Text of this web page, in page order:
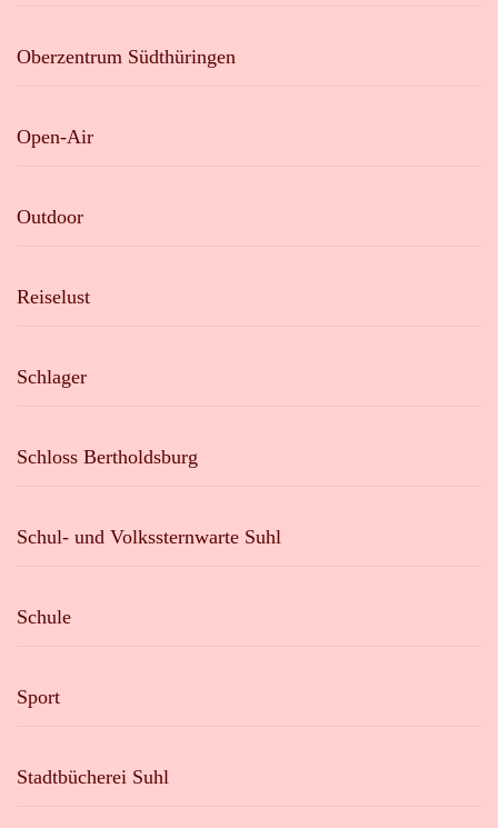
Oberzentrum Südthüringen
Open-Air
Outdoor
Reiselust
Schlager
Schloss Bertholdsburg
Schul- und Volkssternwarte Suhl
Schule
Sport
Stadtbücherei Suhl